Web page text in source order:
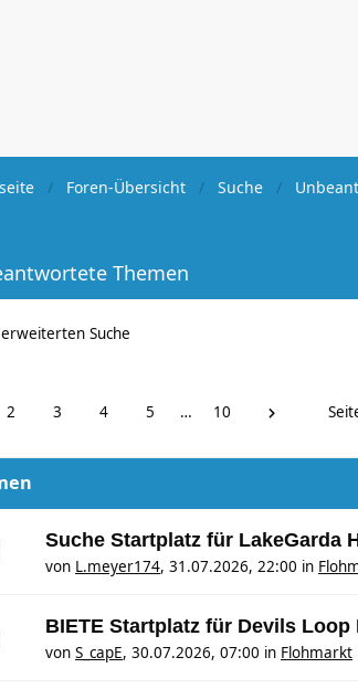
Foren-Übersicht Suche
Themen
Suche
2 3 4 5 … 10
Suche Startplatz für LakeGarda
von L.meyer174, 31.07.2026, 22:00 in
BIETE Startplatz für Devils Loop
von S_capE, 30.07.2026, 07:00 in Flohmarkt